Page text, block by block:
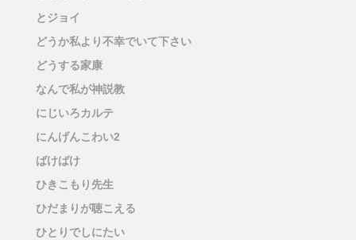
とジョイ
どうか私より不幸でいて下さい
どうする家康
なんで私が神説教
にじいろカルテ
にんげんこわい2
ばけばけ
ひきこもり先生
ひだまりが聴こえる
ひとりでしにたい